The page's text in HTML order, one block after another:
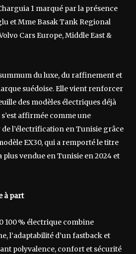
1 marqué par la présence
et Mme Basak Tank Regional
Cars Europe, Middle East &
du luxe, du raffinement et
suédoise. Elle vient renforcer
des modèles électriques déjà
affirmée comme une
l’électrification en Tunisie grâce
EX30, qui a remporté le titre
vendue en Tunisie en 2024 et
à part
100 % électrique combine
l’adaptabilité d’un fastback et
polyvalence, confort et sécurité